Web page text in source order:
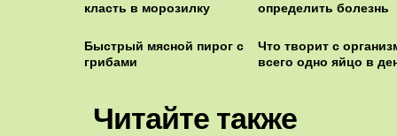
класть в морозилку
определить болезнь
Быстрый мясной пирог с
грибами
Что творит с
всего одно яйцо в
Читайте также